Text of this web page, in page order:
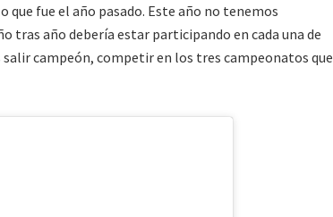
que fue el año pasado. Este año no tenemos
tras año debería estar participando en cada una de
campeón, competir en los tres campeonatos que